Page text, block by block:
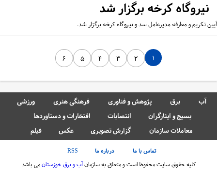
نیروگاه کرخه برگزار شد
تکریم و معارفه مدیرعامل سد و نیروگاه کرخه برگزار شد.
آب برق پژوهش و فناوری فرهنگی هنری
ورزشی
بسیج و ایثارگران
انتصابات
افتخارات و دستاوردها
معاملات سازمان
گزارش تصویری عکس فیلم
تماس با ما درباره ما
RSS
کلیه حقوق سایت محفوظ است و متعلق به سازمانآب و برق خوزستانمی باشد